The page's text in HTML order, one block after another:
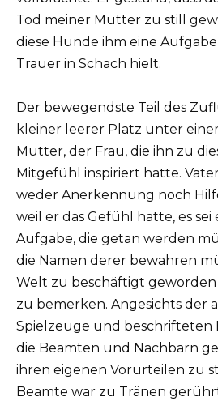
Tod meiner Mutter zu still
diese Hunde ihm eine
Trauer in Schach hielt.
Der bewegendste Teil des
kleiner leerer Platz unter
Mutter, der Frau, die ihn zu
Mitgefühl inspiriert hatte.
weder Anerkennung noch
weil er das Gefühl hatte, es sei
Aufgabe, die getan werden
die Namen derer bewahren
Welt zu beschäftigt geworden
zu bemerken. Angesichts der
Spielzeuge und beschrifteten
die Beamten und Nachbarn
ihren eigenen Vorurteilen zu
Beamte war zu Tränen